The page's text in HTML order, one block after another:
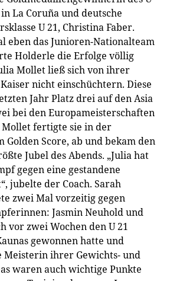
La Coruña und deutsche
U 21, Christina Faber.
eben das Junioren-Nationalteam
Holderle die Erfolge völlig
Mollet ließ sich von ihrer
nicht einschüchtern. Diese
Jahr Platz drei auf den Asia
bei den Europameisterschaften
fertigte sie in der
Golden Score, ab und bekam den
Jubel des Abends. „Julia hat
gegen eine gestandene
jubelte der Coach. Sarah
zwei Mal vorzeitig gegen
Jasmin Neuhold und
vor zwei Wochen den U 21
gewonnen hatte und
Meisterin ihrer Gewichts- und
waren auch wichtige Punkte